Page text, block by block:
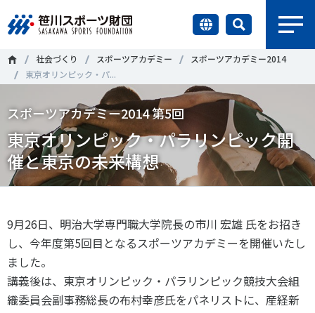
財団情報
研究員紹介
調査・研究
社会づくり
国際情報
ニュース
＃誰が子どものスポーツをささえるのか ＃部活動
＃アクティブなまちづくり ＃日本人の身体活動と健康寿命
＃障害者スポーツ ＃スポーツ基本計画 ＃競技人口
＃高齢者スポーツ ＃差別とダイバーシティ
調査・研究
社会づくり スポーツアカデミー
スポーツアカデミー2014
東京オリンピック・パ...
スポーツアカデミー2014 第5回
東京オリンピック・パラリンピック開
催と東京の未来構想
9月26日、明治大学専門職大学院長の市川 宏雄 氏をお招き
し、今年度第5回目となるスポーツアカデミーを開催いたし
ました。
講義後は、東京オリンピック・パラリンピック競技大会組
織委員会副事務総長の布村幸彦氏をパネリストに、産経新